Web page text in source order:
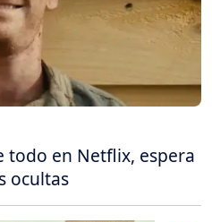
todo en Netflix, espera
ocultas